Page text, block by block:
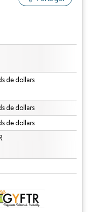
de dollars
de dollars
de dollars
attribution sous CC BY 4.0.